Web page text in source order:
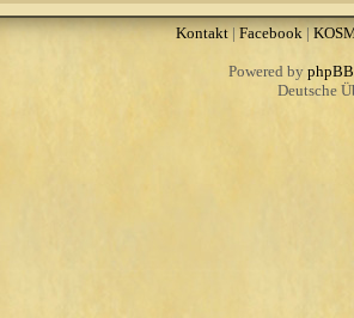
Kontakt|Facebook|
Powered by phpBB
Deutsche